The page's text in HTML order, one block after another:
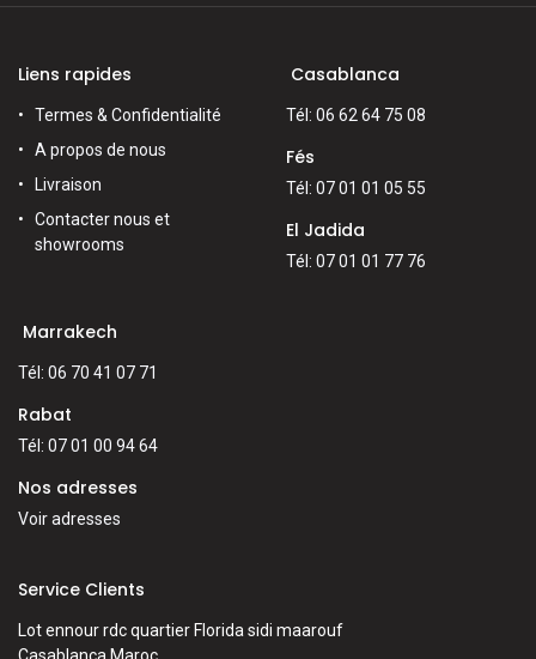
Liens rapides
Termes & Confidentialité
A propos de nous
Livraison
Contacter nous et
showrooms
Casablanca
Tél: 06 62 64 75 08
Fés
Tél: 07 01 01 05 55
El Jadida
Tél: 07 01 01 77 76
Marrakech
Tél: 06 70 41 07 71
Rabat
Tél: 07 01 00 94 64
Nos adresses
Voir adresses
Service Clients
Lot ennour rdc quartier Florida sidi maarouf
Casablanca,Maroc